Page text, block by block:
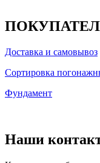
Доставка и самовывоз
Сортировка
Фундамент
Наши